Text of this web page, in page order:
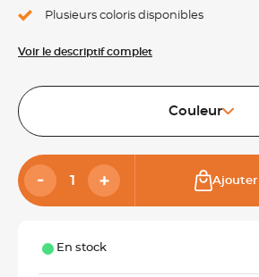
Plusieurs coloris disponibles
Voir le descriptif complet
Couleur
Ajouter
En stock